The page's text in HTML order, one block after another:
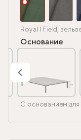
Royal I Field,
Основание
С основанием